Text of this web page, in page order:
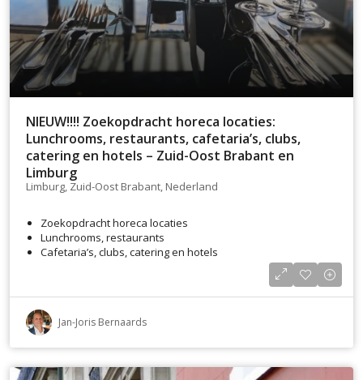
NIEUW!!!! Zoekopdracht horeca locaties:
Lunchrooms, restaurants, cafetaria’s, clubs,
catering en hotels – Zuid-Oost Brabant en
Limburg
Limburg, Zuid-Oost Brabant, Nederland
Zoekopdracht horeca locaties
Lunchrooms, restaurants
Cafetaria’s, clubs, catering en hotels
Jan-Joris Bernaards